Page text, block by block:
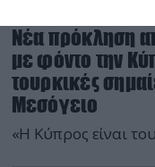
Νέα πρόκληση
με φόντο την
τουρκικές
Μεσόγειο
«H Kύπρος είναι